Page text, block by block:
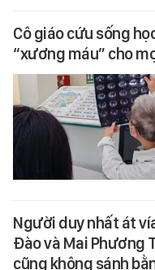
Cô giáo cứu sống
“xương máu” cho
Người duy nhất át
Đào và Mai Phương
cũng không sánh